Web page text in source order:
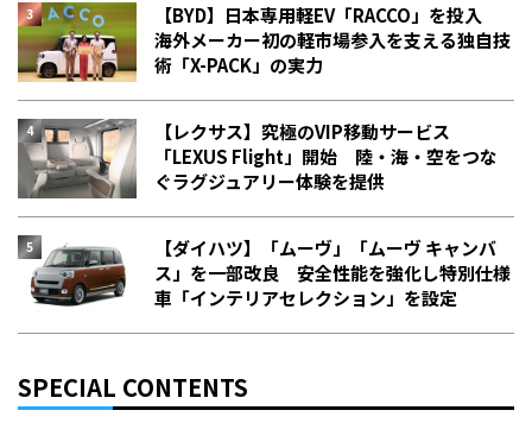
【BYD】日本専用軽EV「RACCO」を投入
海外メーカー初の軽市場参入を支える独自技
術「X-PACK」の実力
【レクサス】究極のVIP移動サービス
「LEXUS Flight」開始 陸・海・空をつな
ぐラグジュアリー体験を提供
【ダイハツ】「ムーヴ」「ムーヴ キャンバ
ス」を一部改良 安全性能を強化し特別仕様
車「インテリアセレクション」を設定
SPECIAL CONTENTS